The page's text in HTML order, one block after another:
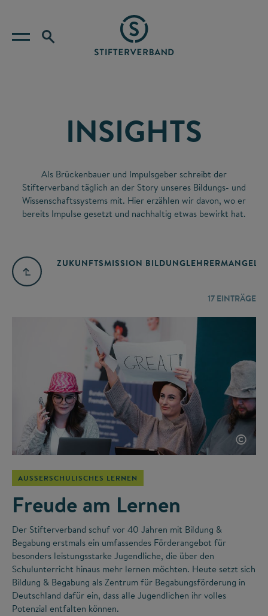
INSIGHTS
Als Brückenbauer und Impulsgeber schreibt der
Stifterverband täglich an der Story unseres Bildungs- und
Wissenschaftssystems mit. Hier erzählen wir davon, wo er
bereits Impulse gesetzt und nachhaltig etwas bewirkt hat.
ZUKUNFTSMISSION BILDUNGLEHRERMANGEL
17 EINTRÄGE
©
AUSSERSCHULISCHES LERNEN
Freude am Lernen
Der Stifterverband schuf vor 40 Jahren mit Bildung &
Begabung erstmals ein umfassendes Förderangebot für
besonders leistungsstarke Jugendliche, die über den
Schulunterricht hinaus mehr lernen möchten. Heute setzt sich
Bildung & Begabung als Zentrum für Begabungsförderung in
Deutschland dafür ein, dass alle Jugendlichen ihr volles
Potenzial entfalten können.